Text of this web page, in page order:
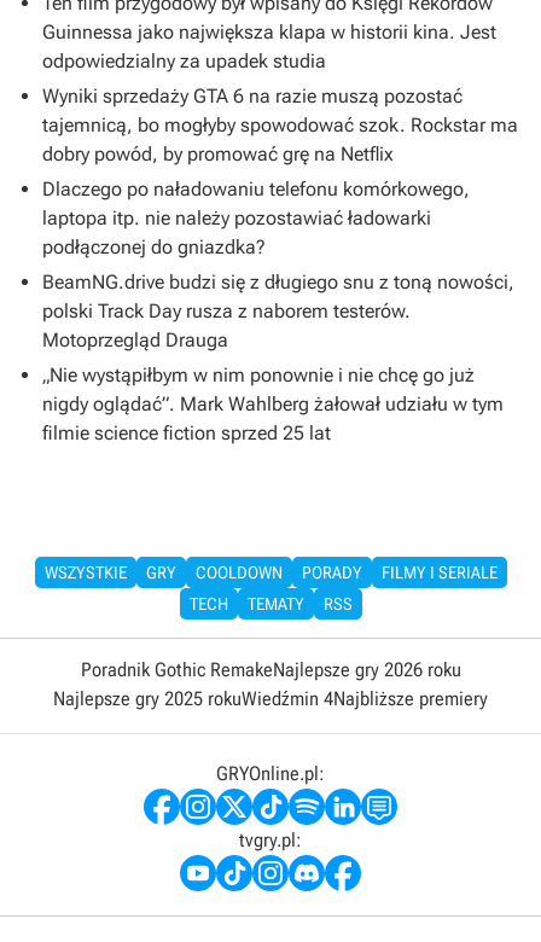
Guinnessa jako największa klapa w historii kina. Jest
odpowiedzialny za upadek studia
Wyniki sprzedaży GTA 6 na razie muszą pozostać
tajemnicą, bo mogłyby spowodować szok. Rockstar ma
dobry powód, by promować grę na Netflix
Dlaczego po naładowaniu telefonu komórkowego,
laptopa itp. nie należy pozostawiać ładowarki
podłączonej do gniazdka?
BeamNG.drive budzi się z długiego snu z toną nowości,
polski Track Day rusza z naborem testerów.
Motoprzegląd Drauga
„Nie wystąpiłbym w nim ponownie i nie chcę go już
nigdy oglądać”. Mark Wahlberg żałował udziału w tym
filmie science fiction sprzed 25 lat
WSZYSTKIE GRY COOLDOWN PORADY
FILMY I SERIALE
TECH
TEMATY RSS
Poradnik Gothic RemakeNajlepsze gry 2026 roku
Najlepsze gry 2025 rokuWiedźmin 4Najbliższe premiery
GRYOnline.pl:
tvgry.pl: